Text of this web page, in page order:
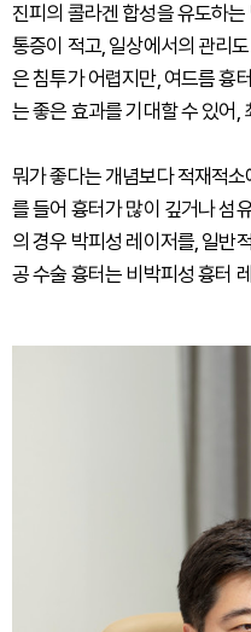
진피의 콜라겐 합성을 유도하는
통증이 적고, 일상에서의 관리
은 침투가 어렵지만, 여드름 흉
는 좋은 효과를 기대할 수 있어,
뭐가 좋다는 개념보다 적재적소
를 들어 흉터가 많이 깊거나 섬
의 경우 박피성 레이저를, 일반
공 수술 흉터는 비박피성 흉터